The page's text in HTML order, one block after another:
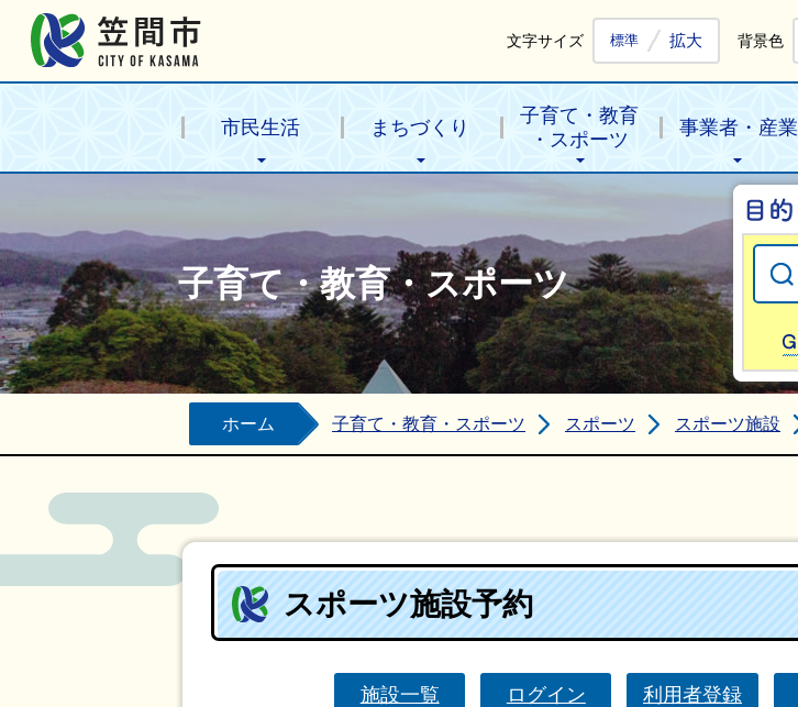
文字サイズ 標準 拡大 背景色
市民生活 まちづくり
子育て・教育
・スポーツ
事業者・産業
子育て・教育・スポーツ
ホーム 子育て・教育・スポーツ スポーツ スポーツ施設
スポーツ施設予約
施設一覧 ログイン 利用者登録